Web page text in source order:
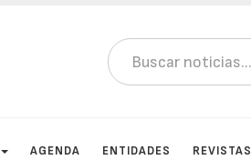
AGENDA ENTIDADES REVISTAS